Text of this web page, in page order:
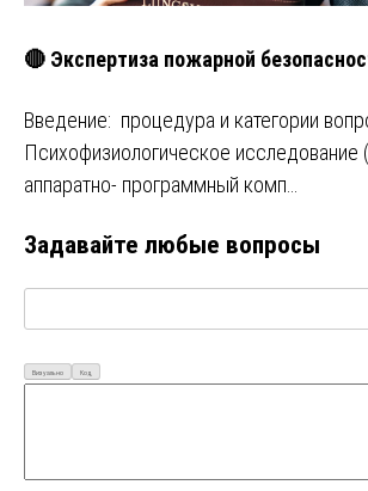
🔴 Экспертиза пожарной
Введение: процедура и категории
Психофизиологическое исследование
аппаратно- программный комп…
Задавайте любые вопросы
Визуально Код